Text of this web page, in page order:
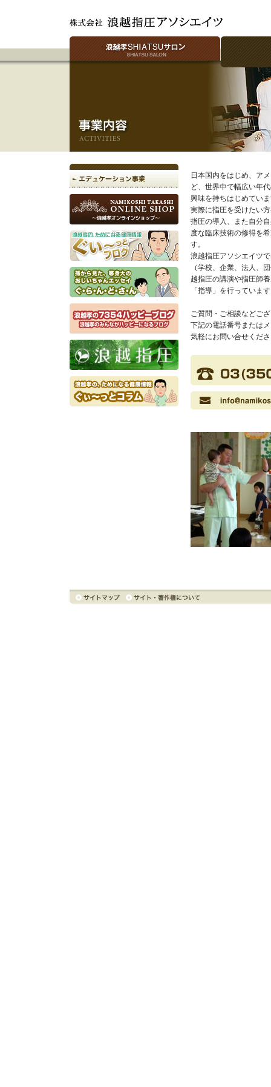
日本国内をはじめ、ア
ど、世界中で幅広い年
興味を持ちはじめてい
実際に指圧を受けたい
指圧の導入、また自分
度な臨床技術の修得を
す。
浪越指圧アソシエイツ
（学校、企業、法人、
越指圧の講演や指圧師
「指導」を行っていま
ご質問・ご相談などご
下記の電話番号または
気軽にお問い合せくだ